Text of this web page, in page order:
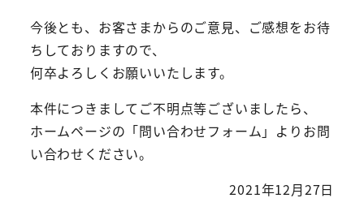
今後とも、お客さまからのご意見、ご感想をお待
ちしておりますので、
何卒よろしくお願いいたします。
本件につきましてご不明点等ございましたら、
ホームページの「問い合わせフォーム」よりお問
い合わせください。
2021年12月27日